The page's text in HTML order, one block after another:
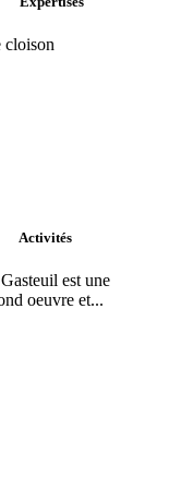
cloison
Activités
est une
oeuvre et...